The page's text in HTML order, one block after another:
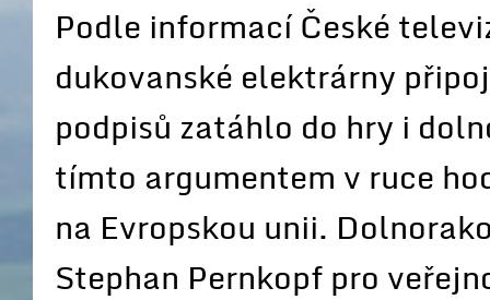
Podle informací České
dukovanské elektrárny
podpisů zatáhlo do hry i
tímto argumentem v ruce
na Evropskou unii.
Stephan Pernkopf pro